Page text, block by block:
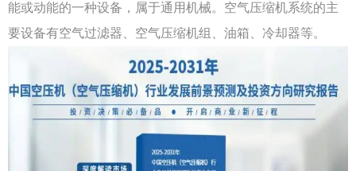
能或动能的一种设备，属于通用机械。空气压缩机系统的主
要设备有空气过滤器、空气压缩机组、油箱、冷却器等。